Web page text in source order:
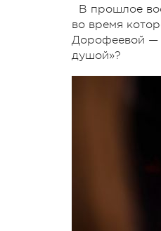
В прошлое
во время
Дорофеевой —
душой»?